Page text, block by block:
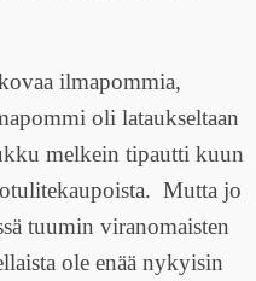
ilmapommia,
oli lataukseltaan
melkein tipautti kuun
Mutta jo
tuumin viranomaisten
ole enää nykyisin